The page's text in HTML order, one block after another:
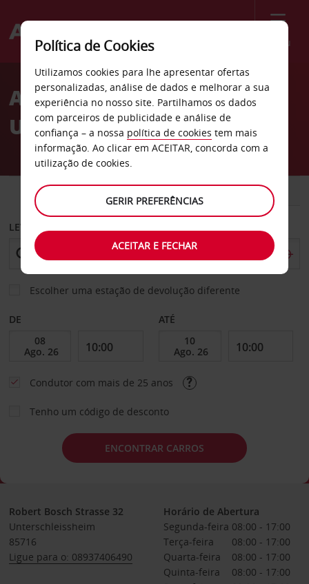
Menu
Welcome
AvisAluguer de carros
Unterschleissheim
CARRO COMERCIAIS
LEVANTAR EM
Escolher uma estação de devolução diferente
DE ATÉ
Condutor com mais de 25 anos
Tenho um código de desconto
ENCONTRAR CARROS
Robert Bosch Strasse 32
Unterschleissheim
85716
Ligue para o: 08937406490
Horário de Abertura
Segunda-feira 08:00 - 17:00
Terça-feira
08:00 - 17:00
Quarta-feira
08:00 - 17:00
Quinta-feira
08:00 - 17:00
Política de Cookies
Utilizamos cookies para lhe apresentar ofertas
personalizadas, análise de dados e melhorar a sua
experiência no nosso site. Partilhamos os dados
com parceiros de publicidade e análise de
confiança – a nossa política de cookies tem mais
informação. Ao clicar em ACEITAR, concorda com a
utilização de cookies.
GERIR PREFERÊNCIAS
ACEITAR E FECHAR